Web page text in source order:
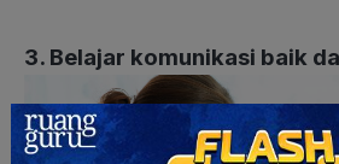
3. Belajar komunikasi baik